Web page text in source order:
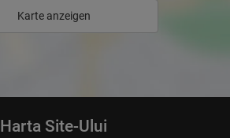
Karte anzeigen
Harta Site-Ului